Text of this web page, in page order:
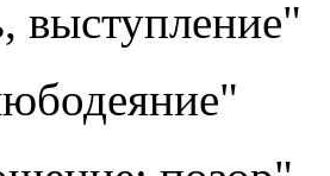
выступление"